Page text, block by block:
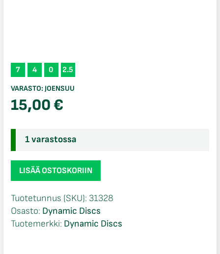
7 4 0 2.5
VARASTO: JOENSUU
15,00€
1 varastossa
Dynamic
Discs
Evader
määrä
LISÄÄ OSTOSKORIIN
Tuotetunnus (SKU): 31328
Osasto: Dynamic Discs
Tuotemerkki: Dynamic Discs